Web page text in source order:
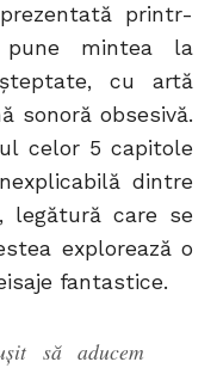
printr-
mintea la
cu artă
sonoră obsesivă.
celor 5 capitole
dintre
legătură care se
explorează o
fantastice.
să aducem